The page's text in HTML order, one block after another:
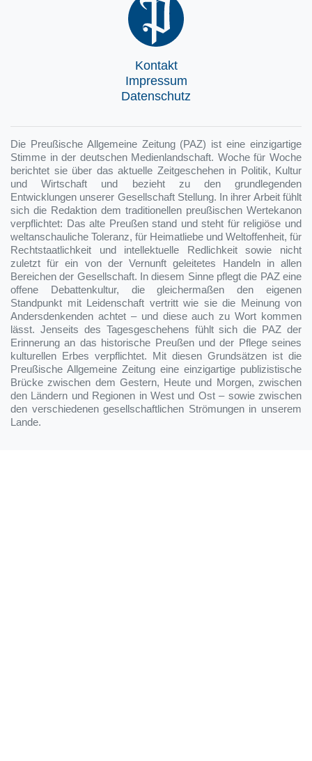
Kontakt
Impressum
Datenschutz
Die Preußische Allgemeine Zeitung (PAZ) ist eine einzigartige
Stimme in der deutschen Medienlandschaft. Woche für Woche
berichtet sie über das aktuelle Zeitgeschehen in Politik, Kultur
und Wirtschaft und bezieht zu den grundlegenden
Entwicklungen unserer Gesellschaft Stellung. In ihrer Arbeit fühlt
sich die Redaktion dem traditionellen preußischen Wertekanon
verpflichtet: Das alte Preußen stand und steht für religiöse und
weltanschauliche Toleranz, für Heimatliebe und Weltoffenheit, für
Rechtstaatlichkeit und intellektuelle Redlichkeit sowie nicht
zuletzt für ein von der Vernunft geleitetes Handeln in allen
Bereichen der Gesellschaft. In diesem Sinne pflegt die PAZ eine
offene Debattenkultur, die gleichermaßen den eigenen
Standpunkt mit Leidenschaft vertritt wie sie die Meinung von
Andersdenkenden achtet – und diese auch zu Wort kommen
lässt. Jenseits des Tagesgeschehens fühlt sich die PAZ der
Erinnerung an das historische Preußen und der Pflege seines
kulturellen Erbes verpflichtet. Mit diesen Grundsätzen ist die
Preußische Allgemeine Zeitung eine einzigartige publizistische
Brücke zwischen dem Gestern, Heute und Morgen, zwischen
den Ländern und Regionen in West und Ost – sowie zwischen
den verschiedenen gesellschaftlichen Strömungen in unserem
Lande.